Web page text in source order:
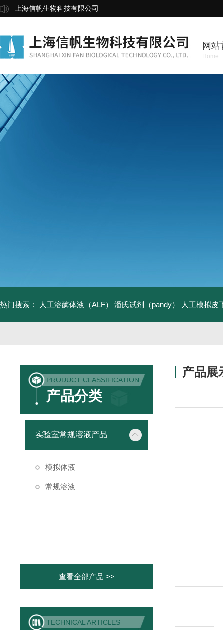
上海信帆生物科技有限公司
网站
Home
热门搜索： 人工溶酶体液（ALF） 潘氏试剂（pandy） 人工模拟皮
PRODUCT CLASSIFICATION
产品分类
实验室常规溶液产品
模拟体液
常规溶液
查看全部产品 >>
TECHNICAL ARTICLES
产品展